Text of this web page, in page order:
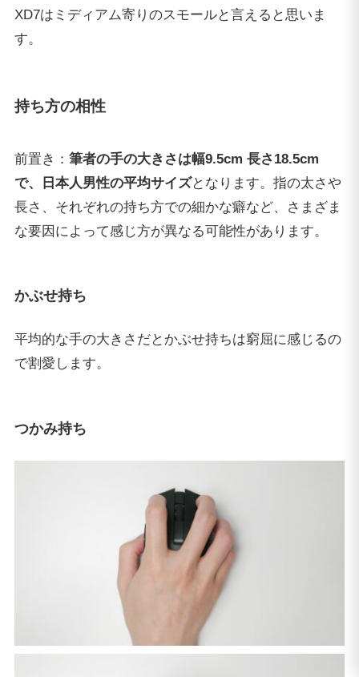
XD7はミディアム寄りのスモールと言えると思いま
す。
持ち方の相性
前置き： 筆者の手の大きさは幅9.5cm 長さ18.5cm
で、日本人男性の平均サイズとなります。指の太さや
長さ、それぞれの持ち方での細かな癖など、さまざま
な要因によって感じ方が異なる可能性があります。
かぶせ持ち
平均的な手の大きさだとかぶせ持ちは窮屈に感じるの
で割愛します。
つかみ持ち